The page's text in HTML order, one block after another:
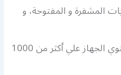
المشفرة و المفتوحة، و
البريد الكويتي ، حيث يحتوي الجهاز علي أكثر من 1000